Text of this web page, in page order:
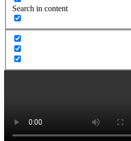
Search in content